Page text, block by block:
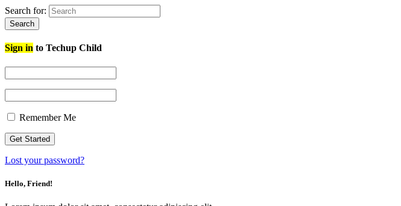
Search for:
Search
Sign in to Techup Child
Remember Me
Lost your password?
Hello, Friend!